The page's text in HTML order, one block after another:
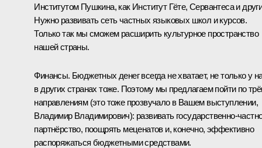
Институтом Пушкина, как Институт Гёте, Сервантеса и
Нужно развивать сеть частных языковых школ и курсов.
Только так мы сможем расширить культурное пространство
нашей страны.
Финансы. Бюджетных денег всегда не хватает, не только у
в других странах тоже. Поэтому мы предлагаем пойти по
направлениям (это тоже прозвучало в Вашем выступлении,
Владимир Владимирович): развивать государственно-
партнёрство, поощрять меценатов и, конечно, эффективно
распоряжаться бюджетными средствами.